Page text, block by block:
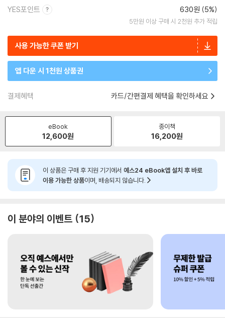
YES포인트 630원 (5%)
5만원 이상 구매 시 2천원 추가 적립
사용 가능한 쿠폰 받기
앱 다운 시 1천원 상품권
결제혜택 카드/간편결제 혜택을 확인하세요
eBook
12,600원
종이책
16,200원
이 상품은 구매 후 지원 기기에서 예스24 eBook앱 설치 후 바로
이용 가능한 상품이며, 배송되지 않습니다.
이 분야의 이벤트 15